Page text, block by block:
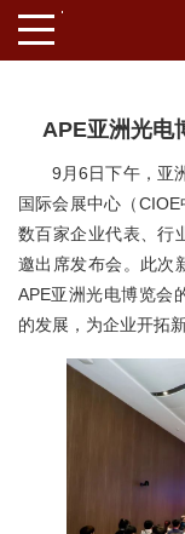
APE亚洲光电
9月6日下午，亚
国际会展中心（
数百家企业代表、行
邀出席发布会。此次
APE亚洲光电博览会
的发展，为企业开拓